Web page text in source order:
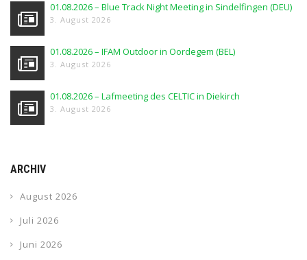
01.08.2026 – Blue Track Night Meeting in Sindelfingen (DEU)
3. August 2026
01.08.2026 – IFAM Outdoor in Oordegem (BEL)
3. August 2026
01.08.2026 – Lafmeeting des CELTIC in Diekirch
3. August 2026
ARCHIV
August 2026
Juli 2026
Juni 2026